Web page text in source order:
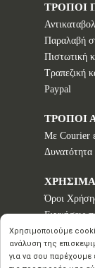
ΤΡΟΠΟΙ
Παραλαβή
Πιστωτική
Τραπεζική
Paypal
ΤΡΟΠΟΙ
Με Courier
Δυνατότητα
ΧΡΗΣΙΜΑ
Όροι
Εγγυήσεις
Τρόποι
Πολιτική
Προστασία
Χρησιμοποιούμε
ανάλυση της
για να σου παρέχουμε